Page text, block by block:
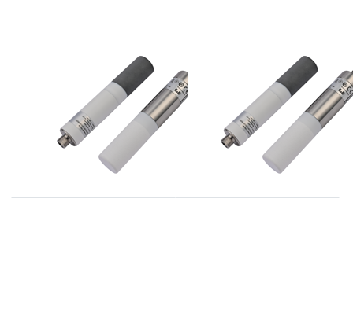
EE872 serie CO2
opnemers tot
2000ppm
EE872 serie CO2
opnemers tot 1%